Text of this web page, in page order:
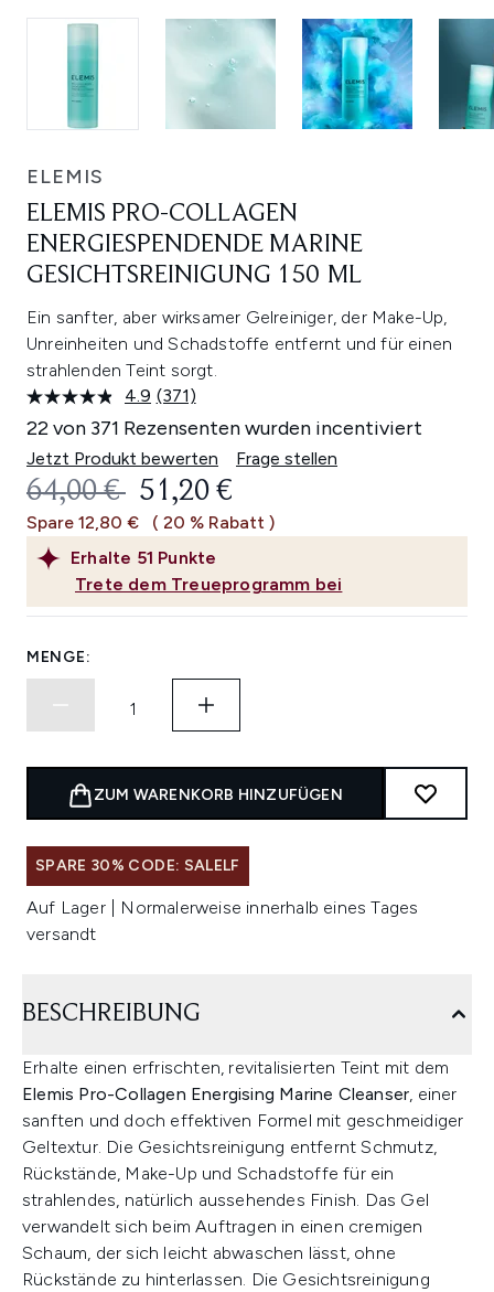
ELEMIS
ELEMIS PRO-COLLAGEN
ENERGIESPENDENDE MARINE
GESICHTSREINIGUNG 150 ML
Ein sanfter, aber wirksamer Gelreiniger, der Make-Up,
Unreinheiten und Schadstoffe entfernt und für einen
strahlenden Teint sorgt.
4.9 371
Bewertungen
lesen.
Link
auf
derselben
Seite.
(371)
22 von 371 Rezensenten wurden incentiviert
Jetzt Produkt bewerten Frage stellen
Erhalte 51 Punkte
Trete dem Treueprogramm bei
UNVERBINDLICHE
64,00 € AKTUELLER PREIS:
51,20 €
Spare 12,80 € ( 20 % Rabatt )
MENGE:
ZUM WARENKORB HINZUFÜGEN
SPARE 30% CODE: SALELF
Auf Lager | Normalerweise innerhalb eines Tages
versandt
BESCHREIBUNG
Erhalte einen erfrischten, revitalisierten Teint mit dem
Elemis Pro-Collagen Energising Marine Cleanser, einer
sanften und doch effektiven Formel mit geschmeidiger
Geltextur. Die Gesichtsreinigung entfernt Schmutz,
Rückstände, Make-Up und Schadstoffe für ein
strahlendes, natürlich aussehendes Finish. Das Gel
verwandelt sich beim Auftragen in einen cremigen
Schaum, der sich leicht abwaschen lässt, ohne
Rückstände zu hinterlassen. Die Gesichtsreinigung